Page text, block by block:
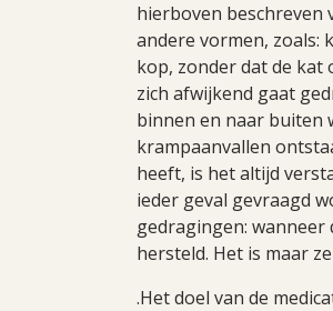
hierboven beschreven
andere vormen, zoals:
kop, zonder dat de kat
zich afwijkend gaat
binnen en naar buiten
krampaanvallen
heeft, is het altijd
ieder geval gevraagd
gedragingen: wanneer
hersteld. Het is maar
.Het doel van de